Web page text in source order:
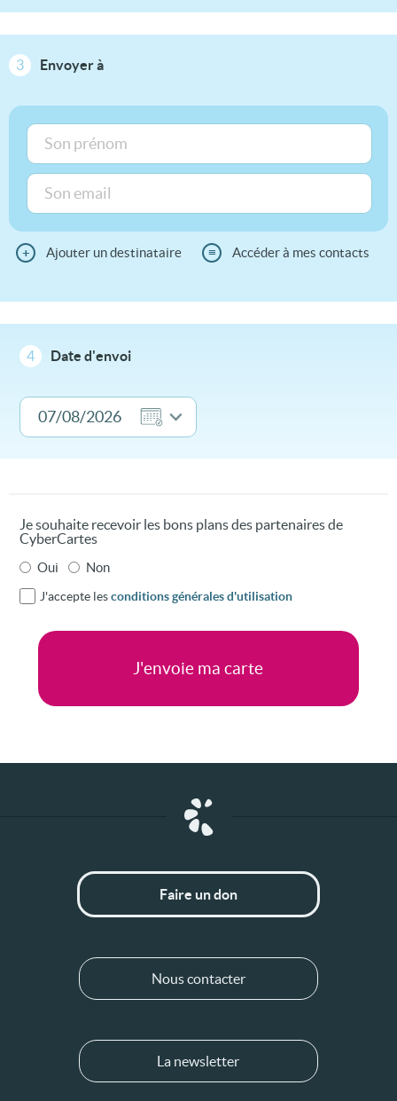
3 Envoyer à
+ Ajouter un destinataire ≡ Accéder à mes contacts
4 Date d'envoi
Je souhaite recevoir les bons plans des partenaires de
CyberCartes
Oui Non
J'accepte lesconditions générales d'utilisation
Faire un don
Nous contacter
La newsletter